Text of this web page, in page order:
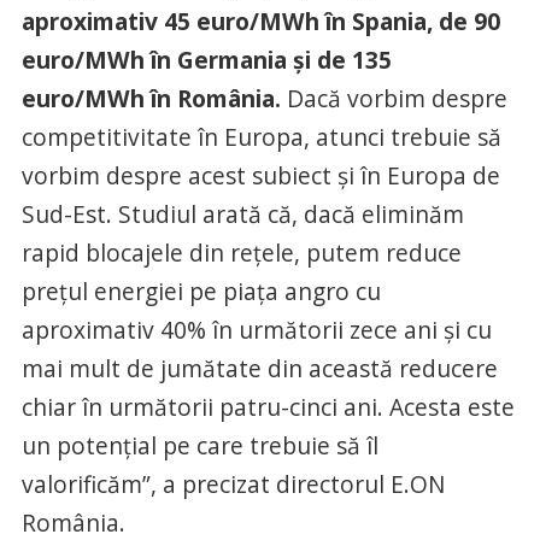
aproximativ 45 euro/MWh în Spania, de 90
euro/MWh în Germania şi de 135
euro/MWh în România. Dacă vorbim despre
competitivitate în Europa, atunci trebuie să
vorbim despre acest subiect şi în Europa de
Sud-Est. Studiul arată că, dacă eliminăm
rapid blocajele din reţele, putem reduce
preţul energiei pe piaţa angro cu
aproximativ 40% în următorii zece ani şi cu
mai mult de jumătate din această reducere
chiar în următorii patru-cinci ani. Acesta este
un potenţial pe care trebuie să îl
valorificăm”, a precizat directorul E.ON
România.